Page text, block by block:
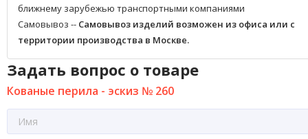
ближнему зарубежью транспортными компаниями
Самовывоз -- Самовывоз изделий возможен из офиса или с
территории производства в Москве.
Задать вопрос о товаре
Кованые перила - эскиз № 260